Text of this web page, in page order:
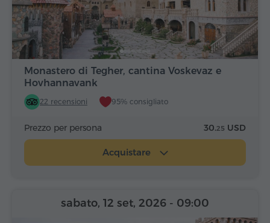
Monastero di Tegher, cantina Voskevaz e
Hovhannavank
22 recensioni 95% consigliato
Prezzo per persona 30.25 USD
Acquistare
sabato, 12 set, 2026 - 09:00